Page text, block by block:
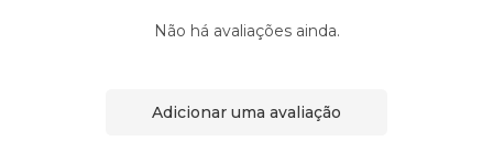
Não há avaliações ainda.
Adicionar uma avaliação